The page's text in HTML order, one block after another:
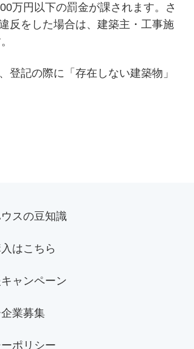
万円以下の罰金が課されます。さ
反をした場合は、建築主・工事施
登記の際に「存在しない建築物」
スの豆知識
はこちら
ャンペーン
業募集
ポリシー